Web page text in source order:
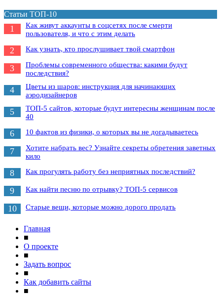
Статьи ТОП-10
1
Как живут аккаунты в соцсетях после смерти
пользователя, и что с этим делать
2 Как узнать, кто прослушивает твой смартфон
3
Проблемы современного общества: какими будут
последствия?
4
Цветы из шаров: инструкция для начинающих
аэродизайнеров
5
ТОП-5 сайтов, которые будут интересны женщинам после
40
6 10 фактов из физики, о которых вы не догадываетесь
7
Хотите набрать вес? Узнайте секреты обретения заветных
кило
8 Как прогулять работу без неприятных последствий?
9 Как найти песню по отрывку? ТОП-5 сервисов
10 Старые вещи, которые можно дорого продать
Главная
■
О проекте
■
Задать вопрос
■
Как добавить сайты
■